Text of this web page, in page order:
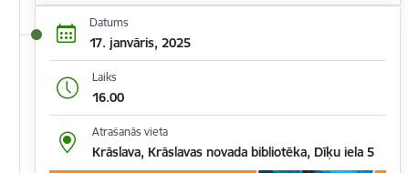
Datums
17. janvāris, 2025
Laiks
16.00
Atrašanās vieta
Krāslava, Krāslavas novada bibliotēka, Dīķu iela 5